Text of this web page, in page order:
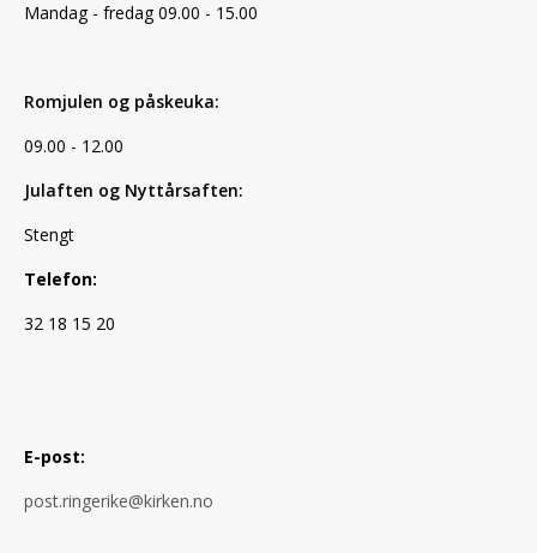
Mandag - fredag 09.00 - 15.00
Romjulen og påskeuka:
09.00 - 12.00
Julaften og Nyttårsaften:
Stengt
Telefon:
32 18 15 20
E-post:
post.ringerike@kirken.no